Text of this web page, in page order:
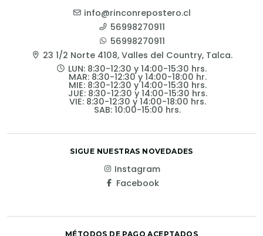
info@rinconrepostero.cl
56998270911
56998270911
23 1/2 Norte 4108, Valles del Country, Talca.
LUN: 8:30-12:30 y 14:00-15:30 hrs.
MAR: 8:30-12:30 y 14:00-18:00 hr.
MIE: 8:30-12:30 y 14:00-15:30 hrs.
JUE: 8:30-12:30 y 14:00-15:30 hrs.
VIE: 8:30-12:30 y 14:00-18:00 hrs.
SAB: 10:00-15:00 hrs.
SIGUE NUESTRAS NOVEDADES
Instagram
Facebook
MÉTODOS DE PAGO ACEPTADOS